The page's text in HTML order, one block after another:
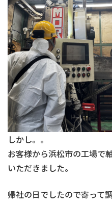
しかし。。
お客様から浜松市の工場で
いただきました。
帰社の日でしたので寄って